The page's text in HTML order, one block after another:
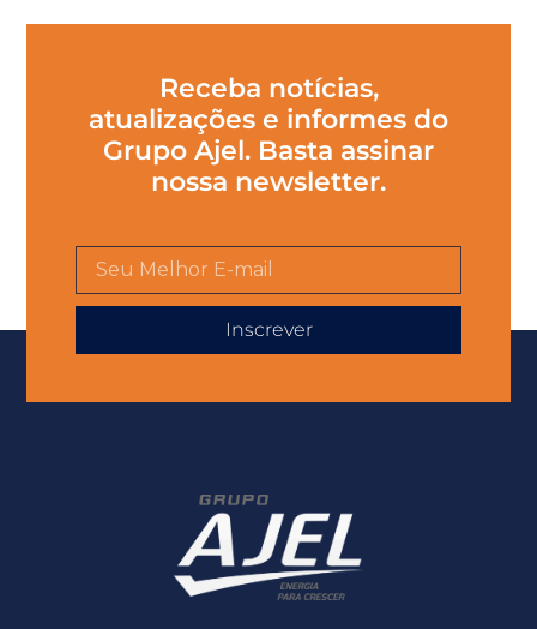
Receba notícias,
atualizações e informes do
Grupo Ajel. Basta assinar
nossa newsletter.
Inscrever